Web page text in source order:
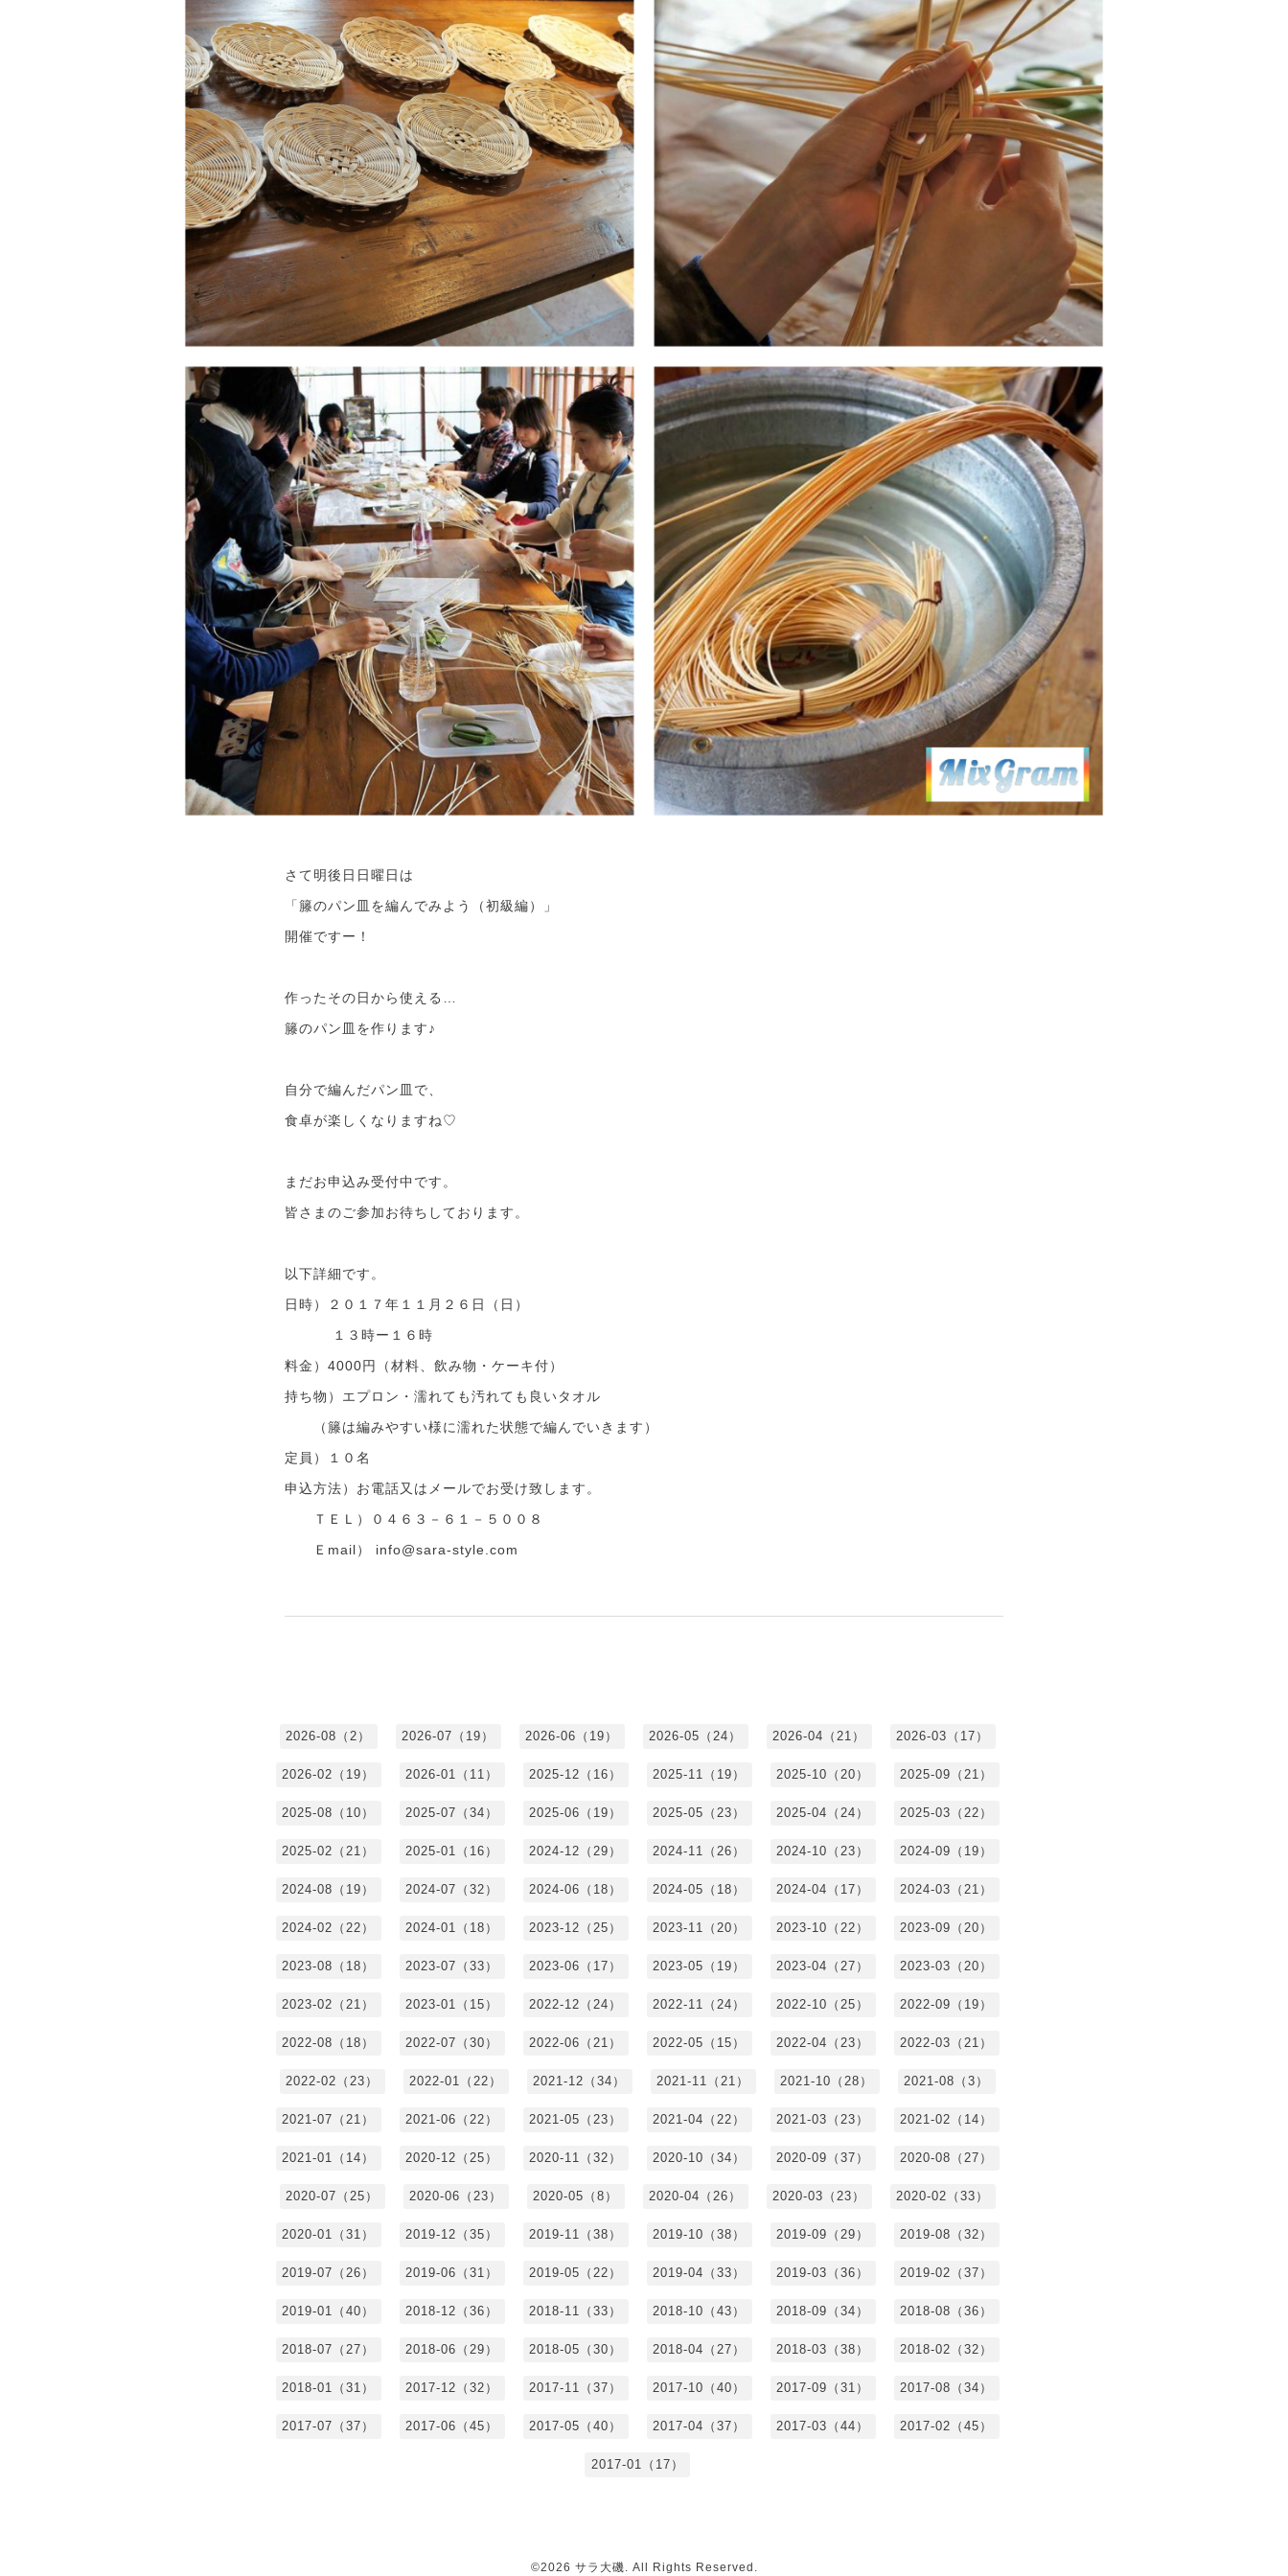
さて明後日日曜日は
「籐のパン皿を編んでみよう（初級編）」
開催ですー！
作ったその日から使える…
籐のパン皿を作ります♪
自分で編んだパン皿で、
食卓が楽しくなりますね♡
まだお申込み受付中です。
皆さまのご参加お待ちしております。
以下詳細です。
日時）２０１７年１１月２６日（日）
１３時ー１６時
料金）4000円（材料、飲み物・ケーキ付）
持ち物）エプロン・濡れても汚れても良いタオル
（籐は編みやすい様に濡れた状態で編んでいきます）
定員）１０名
申込方法）お電話又はメールでお受け致します。
ＴＥＬ）０４６３－６１－５００８
Ｅmail） info@sara-style.com
2026-08（2） 2026-07（19） 2026-06（19） 2026-05（24） 2026-04（21） 2026-03（17）
2026-02（19） 2026-01（11） 2025-12（16） 2025-11（19） 2025-10（20） 2025-09（21）
2025-08（10） 2025-07（34） 2025-06（19） 2025-05（23） 2025-04（24） 2025-03（22）
2025-02（21） 2025-01（16） 2024-12（29） 2024-11（26） 2024-10（23） 2024-09（19）
2024-08（19） 2024-07（32） 2024-06（18） 2024-05（18） 2024-04（17） 2024-03（21）
2024-02（22） 2024-01（18） 2023-12（25） 2023-11（20） 2023-10（22） 2023-09（20）
2023-08（18） 2023-07（33） 2023-06（17） 2023-05（19） 2023-04（27） 2023-03（20）
2023-02（21） 2023-01（15） 2022-12（24） 2022-11（24） 2022-10（25） 2022-09（19）
2022-08（18） 2022-07（30） 2022-06（21） 2022-05（15） 2022-04（23） 2022-03（21）
2022-02（23） 2022-01（22） 2021-12（34） 2021-11（21） 2021-10（28） 2021-08（3）
2021-07（21） 2021-06（22） 2021-05（23） 2021-04（22） 2021-03（23） 2021-02（14）
2021-01（14） 2020-12（25） 2020-11（32） 2020-10（34） 2020-09（37） 2020-08（27）
2020-07（25） 2020-06（23） 2020-05（8） 2020-04（26） 2020-03（23） 2020-02（33）
2020-01（31） 2019-12（35） 2019-11（38） 2019-10（38） 2019-09（29） 2019-08（32）
2019-07（26） 2019-06（31） 2019-05（22） 2019-04（33） 2019-03（36） 2019-02（37）
2019-01（40） 2018-12（36） 2018-11（33） 2018-10（43） 2018-09（34） 2018-08（36）
2018-07（27） 2018-06（29） 2018-05（30） 2018-04（27） 2018-03（38） 2018-02（32）
2018-01（31） 2017-12（32） 2017-11（37） 2017-10（40） 2017-09（31） 2017-08（34）
2017-07（37） 2017-06（45） 2017-05（40） 2017-04（37） 2017-03（44） 2017-02（45）
2017-01（17）
©2026 サラ大磯 . All Rights Reserved.